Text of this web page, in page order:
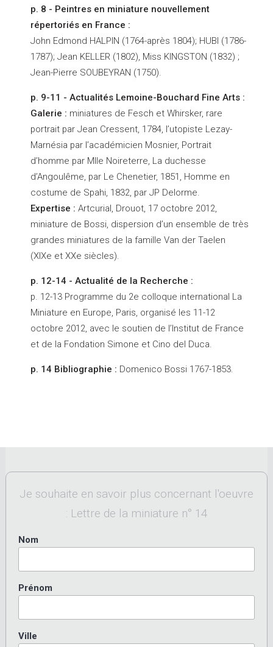
p. 8 - Peintres en miniature nouvellement
répertoriés en France :
John Edmond HALPIN (1764-après 1804); HUBI (1786-
1787); Jean KELLER (1802), Miss KINGSTON (1832) ;
Jean-Pierre SOUBEYRAN (1750).
p. 9-11 - Actualités Lemoine-Bouchard Fine Arts :
Galerie : miniatures de Fesch et Whirsker, rare
portrait par Jean Cressent, 1784, l’utopiste Lezay-
Marnésia par l’académicien Mosnier, Portrait
d’homme par Mlle Noireterre, La duchesse
d’Angoulême, par Le Chenetier, 1851, Homme en
costume de Spahi, 1832, par JP Delorme.
Expertise : Artcurial, Drouot, 17 octobre 2012,
miniature de Bossi, dispersion d’un ensemble de très
grandes miniatures de la famille Van der Taelen
(XIXe et XXe siècles).
p. 12-14 - Actualité de la Recherche :
p. 12-13 Programme du 2e colloque international La
Miniature en Europe, Paris, organisé les 11-12
octobre 2012, avec le soutien de l’Institut de France
et de la Fondation Simone et Cino del Duca.
p. 14 Bibliographie : Domenico Bossi 1767-1853.
Je souhaite en savoir plus concernant l'oeuvre
: Lettre de la miniature n° 14
Nom
Prénom
Ville